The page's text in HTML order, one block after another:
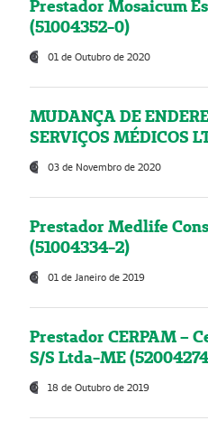
Prestador Mosaicum
(51004352-0)
01 de Outubro de 2020
MUDANÇA DE
SERVIÇOS MÉDICOS
03 de Novembro de 2020
Prestador Medlife
(51004334-2)
01 de Janeiro de 2019
Prestador CERPAM –
S/S Ltda-ME
18 de Outubro de 2019